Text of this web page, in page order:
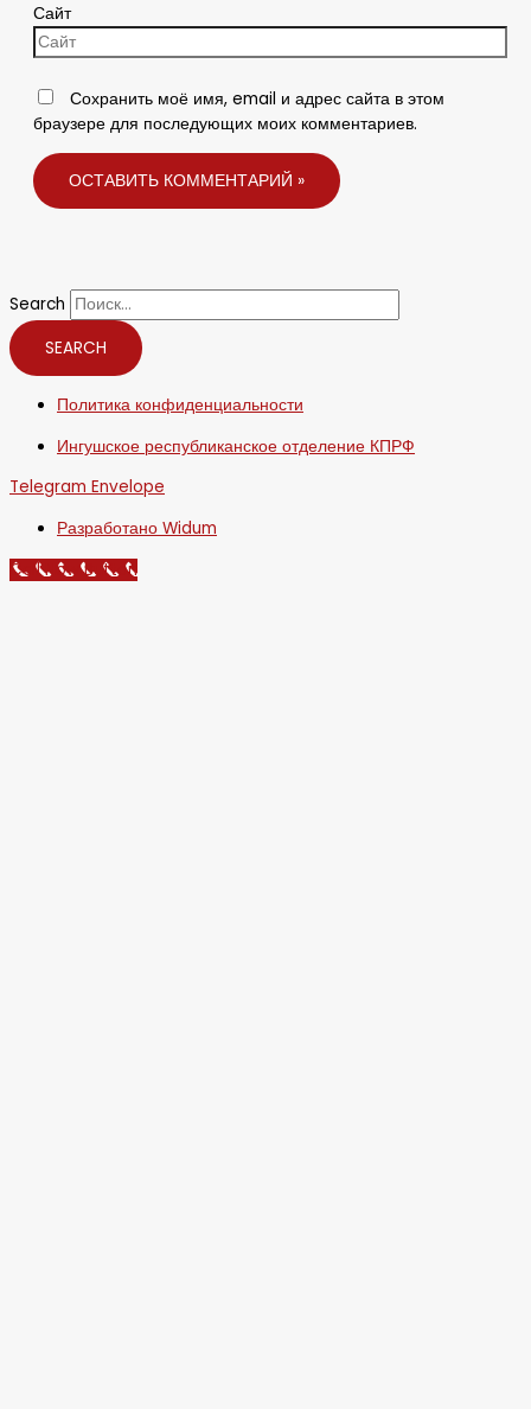
Сайт
Сохранить моё имя, email и адрес сайта в этом
браузере для последующих моих комментариев.
Search
SEARCH
Политика конфиденциальности
Ингушское республиканское отделение КПРФ
Telegram Envelope
Разработано Widum
Call Now Button